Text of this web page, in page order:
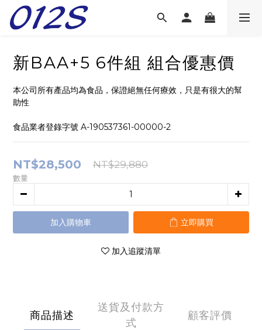
新BAA+5 6件組 組合優惠價
本公司所有產品均為食品，保證絕無任何療效，只是有很大的幫
助性
食品業者登錄字號 A-190537361-00000-2
NT$28,500 NT$29,880
數量
加入購物車 立即購買
加入追蹤清單
商品描述
送貨及付款方
式
顧客評價